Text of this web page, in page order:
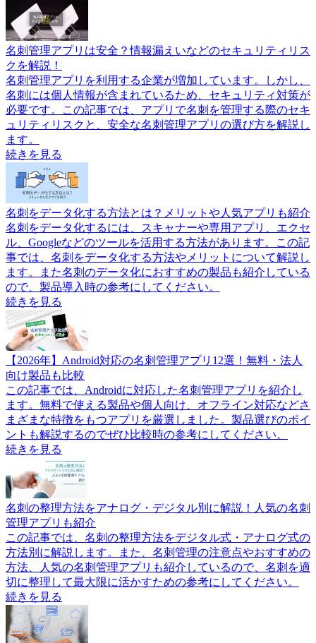
名刺管理アプリは安全？情報漏えいなどのセキュリティリス
クを解説！
名刺管理アプリを利用する企業が増加しています。しかし、
名刺には個人情報が含まれているため、セキュリティ対策が
必要です。この記事では、アプリで名刺を管理する際のセキ
ュリティリスクと、安全な名刺管理アプリの選び方を解説し
ます。
続きを見る
名刺をデータ化する方法とは？メリットや人気アプリも紹介
名刺をデータ化するには、スキャナーや専用アプリ、エクセ
ル、Googleなどのツールを活用する方法があります。この記
事では、名刺をデータ化する方法やメリットについて解説し
ます。また名刺のデータ化におすすめの製品も紹介している
ので、製品導入時の参考にしてください。
続きを見る
【2026年】Android対応の名刺管理アプリ12選！無料・法人
向け製品も比較
この記事では、Androidに対応した名刺管理アプリを紹介し
ます。無料で使える製品や個人向け、オフライン対応などさ
まざまな特徴をもつアプリを厳選しました。製品選びのポイ
ントも解説するのでぜひ比較時の参考にしてください。
続きを見る
名刺の整理方法をアナログ・デジタル別に解説！人気の名刺
管理アプリも紹介
この記事では、名刺の整理方法をデジタル式・アナログ式の
方法別に解説します。また、名刺管理の注意点やおすすめの
方法、人気の名刺管理アプリも紹介しているので、名刺を適
切に整理して最大限に活かすための参考にしてください。
続きを見る